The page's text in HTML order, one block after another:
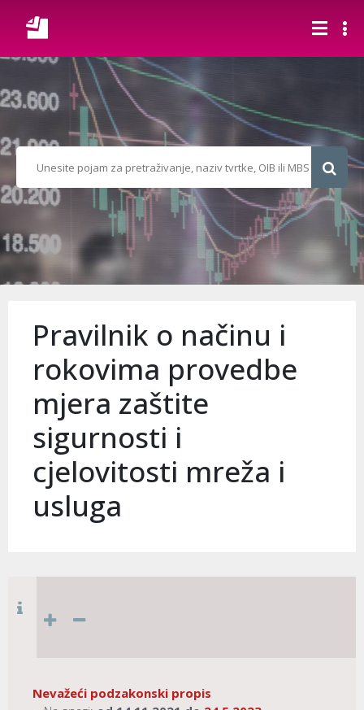
Pravilnik o načinu i
rokovima provedbe
mjera zaštite
sigurnosti i
cjelovitosti mreža i
usluga
Nevažeći podzakonski propis